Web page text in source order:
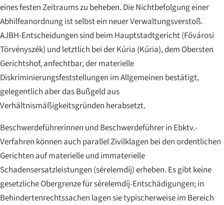
eines festen Zeitraums zu beheben. Die Nichtbefolgung einer
Abhilfeanordnung ist selbst ein neuer Verwaltungsverstoß.
AJBH-Entscheidungen sind beim Hauptstadtgericht (Fővárosi
Törvényszék) und letztlich bei der Kúria (Kúria), dem Obersten
Gerichtshof, anfechtbar, der materielle
Diskriminierungsfeststellungen im Allgemeinen bestätigt,
gelegentlich aber das Bußgeld aus
Verhältnismäßigkeitsgründen herabsetzt.
Beschwerdeführerinnen und Beschwerdeführer in Ebktv.-
Verfahren können auch parallel Zivilklagen bei den ordentlichen
Gerichten auf materielle und immaterielle
Schadensersatzleistungen (sérelemdíj) erheben. Es gibt keine
gesetzliche Obergrenze für sérelemdíj-Entschädigungen; in
Behindertenrechtssachen lagen sie typischerweise im Bereich